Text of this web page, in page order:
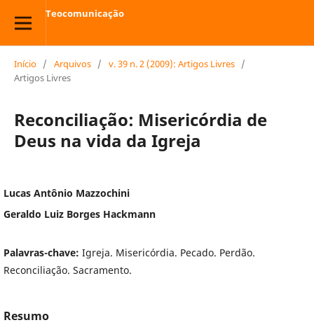
Teocomunicação
Início / Arquivos / v. 39 n. 2 (2009): Artigos Livres /
Artigos Livres
Reconciliação: Misericórdia de
Deus na vida da Igreja
Lucas Antônio Mazzochini
Geraldo Luiz Borges Hackmann
Palavras-chave: Igreja. Misericórdia. Pecado. Perdão.
Reconciliação. Sacramento.
Resumo